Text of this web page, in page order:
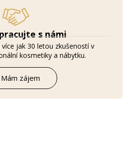
s námi
jak 30 letou zkušeností v
kosmetiky a nábytku.
Mám zájem